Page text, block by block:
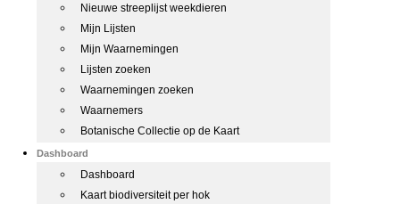
Nieuwe streeplijst weekdieren
Mijn Lijsten
Mijn Waarnemingen
Lijsten zoeken
Waarnemingen zoeken
Waarnemers
Botanische Collectie op de Kaart
Dashboard
Dashboard
Kaart biodiversiteit per hok